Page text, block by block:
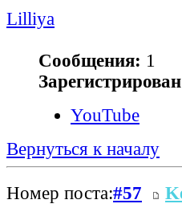
Lilliya
Сообщения: 1
YouTube
Вернуться к началу
Номер поста:#57